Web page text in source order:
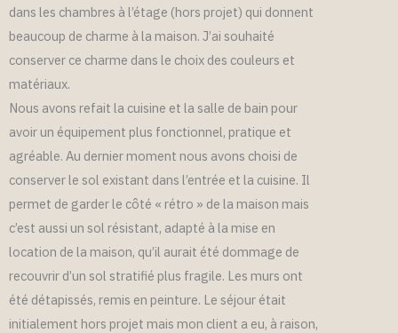
dans les chambres à l’étage (hors projet) qui donnent
beaucoup de charme à la maison. J’ai souhaité
conserver ce charme dans le choix des couleurs et
matériaux.
Nous avons refait la cuisine et la salle de bain pour
avoir un équipement plus fonctionnel, pratique et
agréable. Au dernier moment nous avons choisi de
conserver le sol existant dans l’entrée et la cuisine. Il
permet de garder le côté « rétro » de la maison mais
c’est aussi un sol résistant, adapté à la mise en
location de la maison, qu’il aurait été dommage de
recouvrir d’un sol stratifié plus fragile. Les murs ont
été détapissés, remis en peinture. Le séjour était
initialement hors projet mais mon client a eu, à raison,